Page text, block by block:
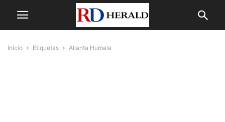
Inicio Etiquetas Allanta Humala